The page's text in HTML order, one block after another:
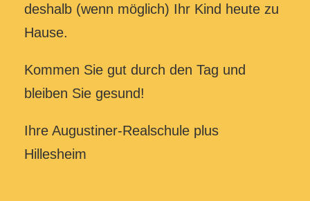
deshalb (wenn möglich) Ihr Kind heute zu
Hause.
Kommen Sie gut durch den Tag und
bleiben Sie gesund!
Ihre Augustiner-Realschule plus
Hillesheim